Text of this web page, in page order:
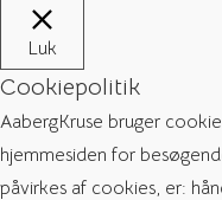
Luk
Cookiepolitik
AabergKruse bruger
hjemmesiden for
påvirkes af cookies, er: